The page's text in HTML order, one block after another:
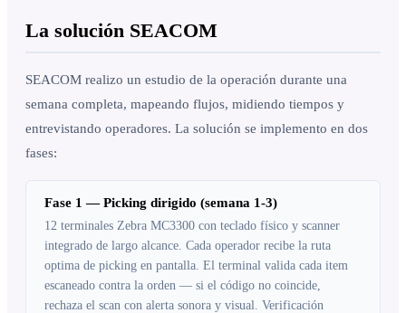
La solución SEACOM
SEACOM realizo un estudio de la operación durante una
semana completa, mapeando flujos, midiendo tiempos y
entrevistando operadores. La solución se implemento en dos
fases:
Fase 1 — Picking dirigido (semana 1-3)
12 terminales Zebra MC3300 con teclado físico y scanner
integrado de largo alcance. Cada operador recibe la ruta
optima de picking en pantalla. El terminal valida cada item
escaneado contra la orden — si el código no coincide,
rechaza el scan con alerta sonora y visual. Verificación